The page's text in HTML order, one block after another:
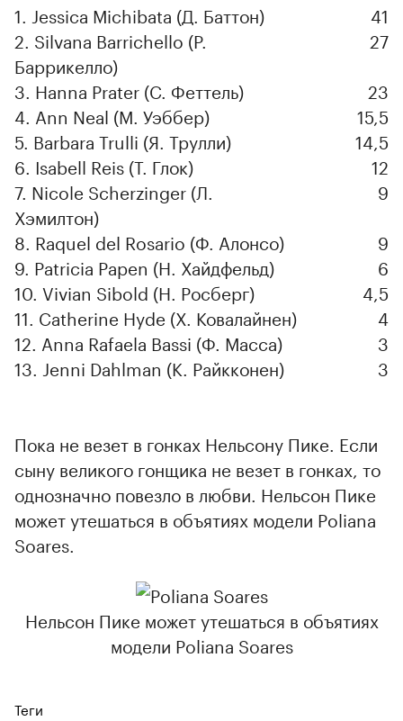
1. Jessica Michibata (Д. Баттон)
41
2. Silvana Barrichello (Р.
Баррикелло)
27
3. Hanna Prater (С. Феттель)
23
4. Ann Neal (М. Уэббер)
15,5
5. Barbara Trulli (Я. Трулли)
14,5
6. Isabell Reis (Т. Глок)
12
7. Nicole Scherzinger (Л.
Хэмилтон)
9
8. Raquel del Rosario (Ф. Алонсо)
9
9. Patricia Papen (Н. Хайдфельд)
6
10. Vivian Sibold (Н. Росберг)
4,5
11. Catherine Hyde (Х. Ковалайнен)
4
12. Anna Rafaela Bassi (Ф. Масса)
3
13. Jenni Dahlman (К. Райкконен)
3
Пока не везет в гонках Нельсону Пике. Если
сыну великого гонщика не везет в гонках, то
однозначно повезло в любви. Нельсон Пике
может утешаться в объятиях модели Poliana
Soares.
Нельсон Пике может утешаться в объятиях
модели Poliana Soares
Теги